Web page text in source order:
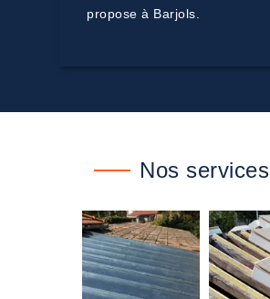
propose à Barjols.
Nos services